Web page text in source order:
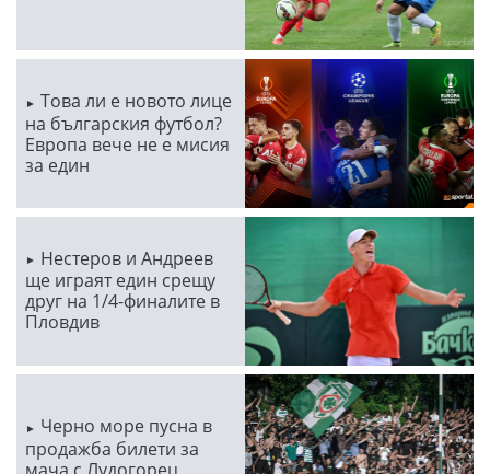
Това ли е новото лице
на българския футбол?
Европа вече не е мисия
за един
Нестеров и Андреев
ще играят един срещу
друг на 1/4-финалите в
Пловдив
Черно море пусна в
продажба билети за